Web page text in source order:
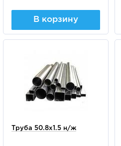
В корзину
Труба 50.8х1.5 н/ж